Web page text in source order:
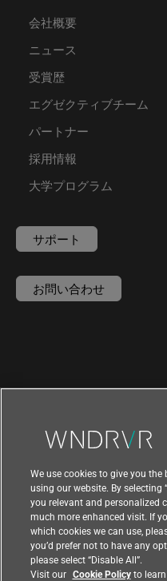
会社概要
ニュース
受賞歴
エグゼクティブチーム
パートナー
採用情報
大学プログラム
サポート
お問い合わせ
利用規約 | プライバシ
| フィードバック
We use cookies to give you the
using our website. By selecting
you relevant and personalized
much more enhanced visit. If
which cookies we can use,
you’d prefer not to have any
please select “Disable All”.
Visit our Cookie Policyto learn